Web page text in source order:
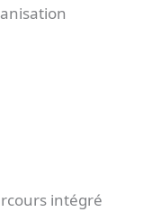
intégré